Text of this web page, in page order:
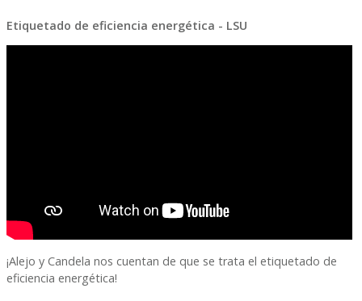
Etiquetado de eficiencia energética - LSU
¡Alejo y Candela nos cuentan de que se trata el etiquetado de
eficiencia energética!